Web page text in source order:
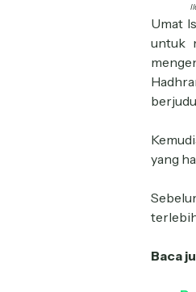
Umat
untuk
yang
Baca